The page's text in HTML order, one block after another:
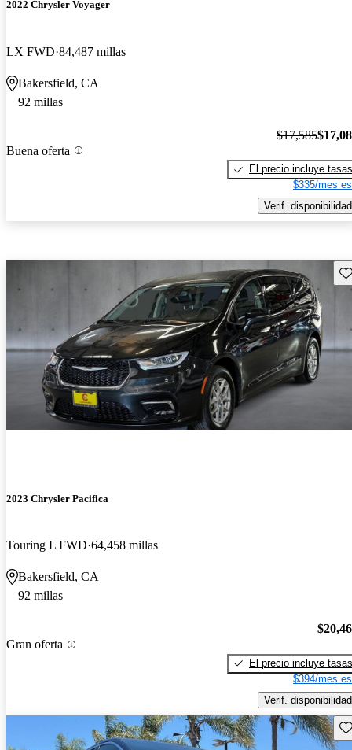
2022 Chrysler Voyager
LX FWD 84,487 millas
Bakersfield, CA
92 millas
Buena oferta
$17,585
El precio incluye tasas
$335/mes
Verif. disponibilidad
2023 Chrysler Pacifica
Touring L FWD 64,458 millas
Bakersfield, CA
92 millas
Gran oferta
El precio incluye tasas
$394/mes
Verif. disponibilidad